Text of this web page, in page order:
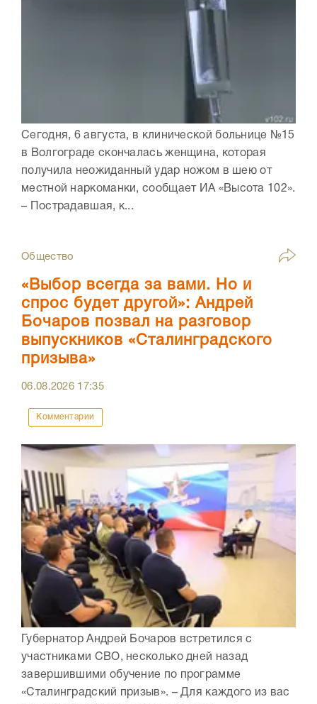
Сегодня, 6 августа, в клинической больнице №15
в Волгограде скончалась женщина, которая
получила неожиданный удар ножом в шею от
местной наркоманки, сообщает ИА «Высота 102».
– Пострадавшая, к...
Общество
«Выбор всегда за вами. Но и
спрос будет другой»: Андрей
Бочаров позвал на разговор
выпускников «Сталинградского
призыва»
06.08.2026 17:35
Комментарии
Губернатор Андрей Бочаров встретился с
участниками СВО, несколько дней назад
завершившими обучение по программе
«Сталинградский призыв». – Для каждого из вас